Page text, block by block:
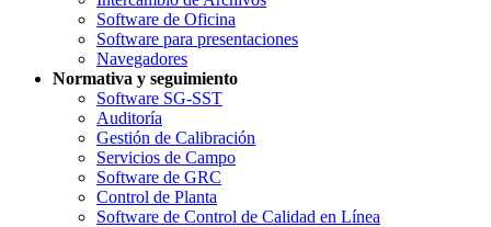
Software de Oficina
Software para presentaciones
Navegadores
Normativa y seguimiento
Software SG-SST
Auditoría
Gestión de Calibración
Servicios de Campo
Software de GRC
Control de Planta
Software de Control de Calidad en Línea